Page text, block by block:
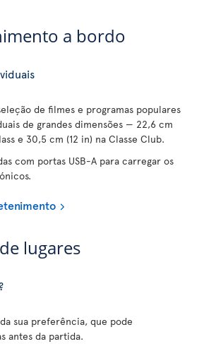
a bordo
de filmes e programas populares
de grandes dimensões — 22,6 cm
e 30,5 cm (12 in) na Classe Club.
com portas USB-A para carregar os
lugares
sua preferência, que pode
antes da partida.